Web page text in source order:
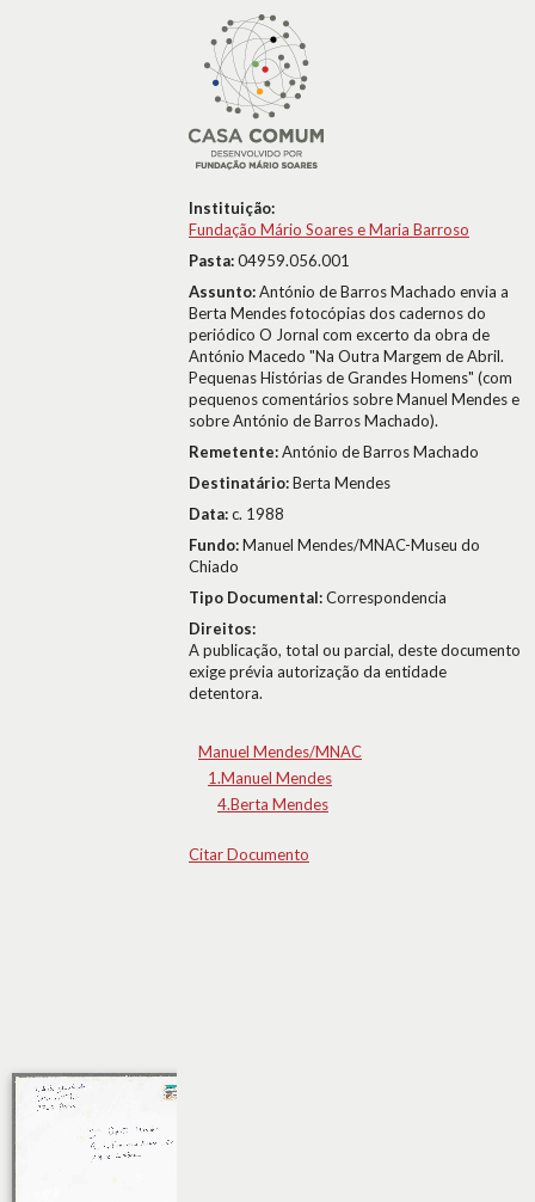
Instituição:
Fundação Mário Soares e Maria Barroso
Pasta:04959.056.001
Assunto:António de Barros Machado envia a
Berta Mendes fotocópias dos cadernos do
periódico O Jornal com excerto da obra de
António Macedo "Na Outra Margem de Abril.
Pequenas Histórias de Grandes Homens" (com
pequenos comentários sobre Manuel Mendes e
sobre António de Barros Machado).
Remetente:António de Barros Machado
Destinatário:Berta Mendes
Data:c. 1988
Fundo:Manuel Mendes/MNAC-Museu do
Chiado
Tipo Documental:Correspondencia
Direitos:
A publicação, total ou parcial, deste documento
exige prévia autorização da entidade
detentora.
Manuel Mendes/MNAC
1.Manuel Mendes
4.Berta Mendes
Citar Documento